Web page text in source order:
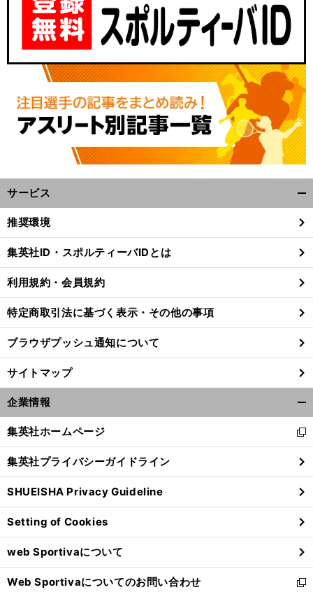
。
へ
サービス
閉
る
推奨環境
集英社ID・スポルティーバIDとは
利用規約・会員規約
特定商取引法に基づく表示・その他の事項
ブラウザプッシュ通知について
サイトマップ
企業情報
閉
る
集英社ホームページ
新
し
い
ウ
ィ
ン
ド
ウ
で
開
く
集英社プライバシーガイドライン
SHUEISHA Privacy Guideline
Setting of Cookies
web Sportivaについて
Web Sportivaについてのお問い合わせ
新